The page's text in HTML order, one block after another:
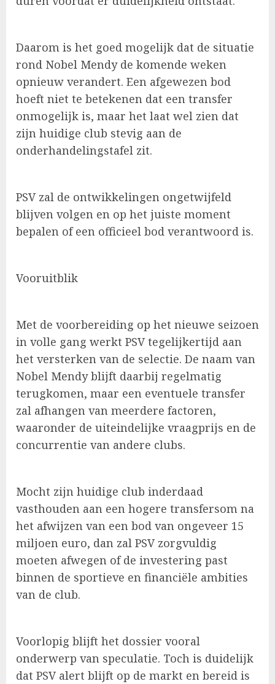
Daarom is het goed mogelijk dat de situatie
rond Nobel Mendy de komende weken
opnieuw verandert. Een afgewezen bod
hoeft niet te betekenen dat een transfer
onmogelijk is, maar het laat wel zien dat
zijn huidige club stevig aan de
onderhandelingstafel zit.
PSV zal de ontwikkelingen ongetwijfeld
blijven volgen en op het juiste moment
bepalen of een officieel bod verantwoord is.
Vooruitblik
Met de voorbereiding op het nieuwe seizoen
in volle gang werkt PSV tegelijkertijd aan
het versterken van de selectie. De naam van
Nobel Mendy blijft daarbij regelmatig
terugkomen, maar een eventuele transfer
zal afhangen van meerdere factoren,
waaronder de uiteindelijke vraagprijs en de
concurrentie van andere clubs.
Mocht zijn huidige club inderdaad
vasthouden aan een hogere transfersom na
het afwijzen van een bod van ongeveer 15
miljoen euro, dan zal PSV zorgvuldig
moeten afwegen of de investering past
binnen de sportieve en financiële ambities
van de club.
Voorlopig blijft het dossier vooral
onderwerp van speculatie. Toch is duidelijk
dat PSV alert blijft op de markt en bereid is